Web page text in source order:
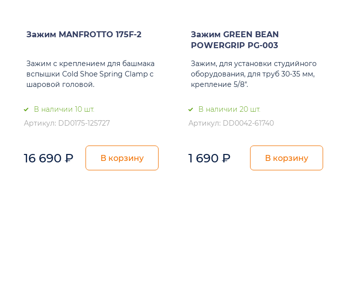
Зажим MANFROTTO 175F-2
Зажим с креплением для башмака
вспышки Cold Shoe Spring Clamp с
шаровой головой.
В наличии 10 шт.
Артикул: DD0175-125727
16 690 ₽ В корзину
Зажим GREEN BEAN
POWERGRIP PG-003
Зажим, для установки студийного
оборудования, для труб 30-35 мм,
крепление 5/8".
В наличии 20 шт.
Артикул: DD0042-61740
1 690 ₽ В корзину